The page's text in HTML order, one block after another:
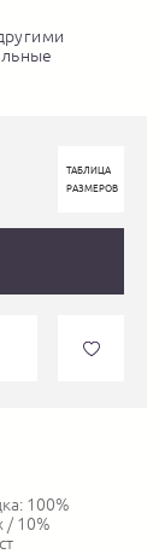
ТАБЛИЦА
РАЗМЕРОВ
100%
/ 10%